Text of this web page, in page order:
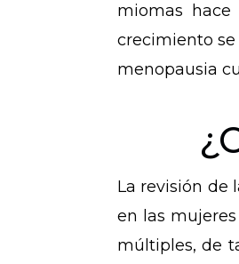
miomas hace
crecimiento
menopausia
La revisión de
en las
múltiples, de